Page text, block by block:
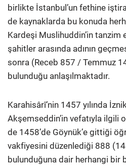
birlikte İstanbul’un fethine
de kaynaklarda bu konuda
Kardeşi Muslihuddin’in
şahitler arasında adının
sonra (Receb 857 / Temmuz
bulunduğu anlaşılmaktadır.
Karahisârî’nin 1457 yılında
Akşemseddin’in vefatıyla ilgili
de 1458’de Göynük’e gittiği
vakfiyesini düzenlediği 888
bulunduğuna dair herhangi bir